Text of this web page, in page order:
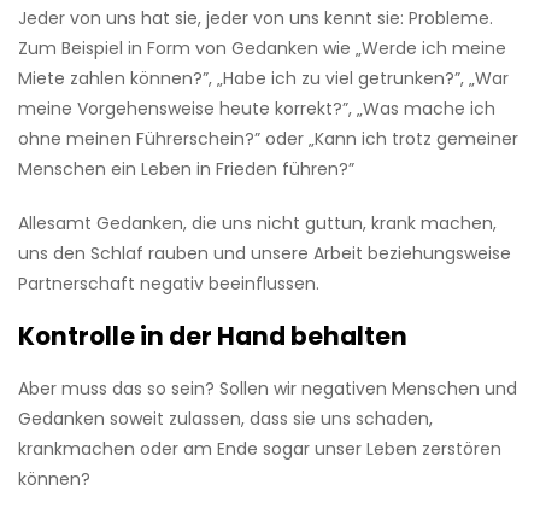
Jeder von uns hat sie, jeder von uns kennt sie: Probleme.
Zum Beispiel in Form von Gedanken wie „Werde ich meine
Miete zahlen können?”, „Habe ich zu viel getrunken?”, „War
meine Vorgehensweise heute korrekt?”, „Was mache ich
ohne meinen Führerschein?” oder „Kann ich trotz gemeiner
Menschen ein Leben in Frieden führen?”
Allesamt Gedanken, die uns nicht guttun, krank machen,
uns den Schlaf rauben und unsere Arbeit beziehungsweise
Partnerschaft negativ beeinflussen.
Kontrolle in der Hand behalten
Aber muss das so sein? Sollen wir negativen Menschen und
Gedanken soweit zulassen, dass sie uns schaden,
krankmachen oder am Ende sogar unser Leben zerstören
können?